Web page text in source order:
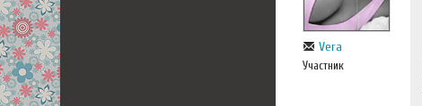
Vera
Участник